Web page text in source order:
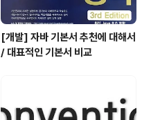
[개발] 자바 기본서 추천에 대해서
/ 대표적인 기본서 비교